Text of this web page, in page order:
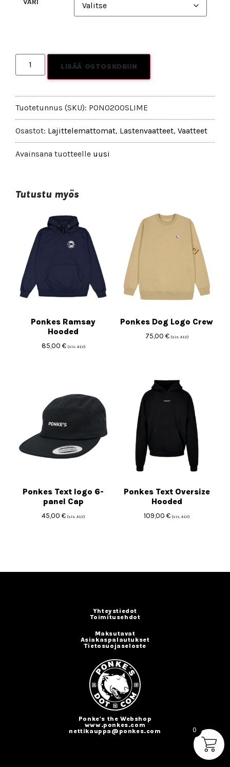
VÄRI
LISÄÄ OSTOSKORIIN
Tuotetunnus (SKU): PON0200SLIME
Osastot: Lajittelemattomat, Lastenvaatteet, Vaatteet
Avainsana tuotteelle uusi
Tutustu myös
Ponkes Ramsay
Hooded
85,00 € (sis. ALV)
Ponkes Dog Logo Crew
75,00 € (sis. ALV)
Ponkes Text logo 6-
panel Cap
45,00€ (sis. ALV)
Ponkes Text Oversize
Hooded
109,00€ (sis. ALV)
Yhteystiedot
Toimitusehdot
Maksutavat
Asiakaspalautukset
Tietosuojaseloste
Ponke's the Webshop
www.ponkes.com
nettikauppa@ponkes.com
0